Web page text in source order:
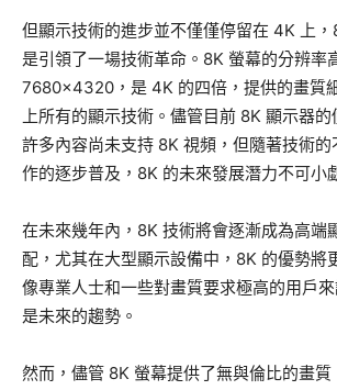
但顯示技術的進步並不僅僅停留在 4K 上
是引領了一場技術革命。8K 螢幕的分辨率
7680×4320，是 4K 的四倍，提供的畫質
上所有的顯示技術。儘管目前 8K 顯示器的
許多內容尚未支持 8K 視頻，但隨著技術
作的逐步普及，8K 的未來發展潛力不可小
在未來幾年內，8K 技術將會逐漸成為高端
配，尤其在大型顯示設備中，8K 的優勢將
像專業人士和一些對畫質要求極高的用戶
是未來的趨勢。
然而，儘管 8K 螢幕提供了無與倫比的畫質